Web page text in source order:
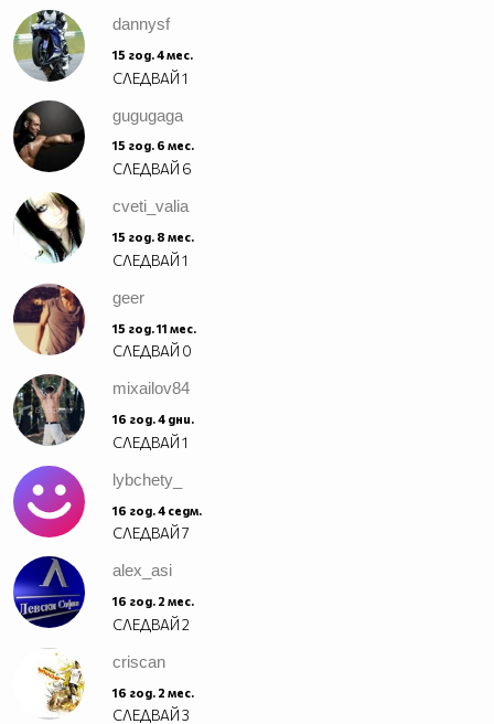
dannysf
15 год. 4 мес.
СЛЕДВАЙ1
gugugaga
15 год. 6 мес.
СЛЕДВАЙ 6
cveti_valia
15 год. 8 мес.
СЛЕДВАЙ1
geer
15 год. 11 мес.
СЛЕДВАЙ 0
mixailov84
16 год. 4 дни.
СЛЕДВАЙ1
lybchety_
16 год. 4 седм.
СЛЕДВАЙ7
alex_asi
16 год. 2 мес.
СЛЕДВАЙ2
criscan
16 год. 2 мес.
СЛЕДВАЙ3